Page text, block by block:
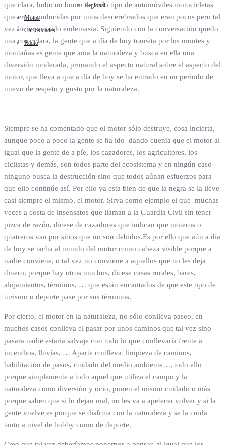
Regional
Motos
Curiosidades
Radio
que clara, hubo un boom de todo tipo de automóviles motocicletas
que eran conducidas por unos descerebrados que eran pocos pero tal
vez hicieron ruido endemasia. Siguiendo con la conversación quedo
una cosa clara, la gente que a día de hoy transita por los montes y
montañas es gente que ama la naturaleza y busca en ella una
diversión moderada, primando el aspecto natural sobre el aspecto del
motor, que lleva a que a día de hoy se ha entrado en un periodo de
nuevo de respeto y gusto por la naturaleza.
Siempre se ha comentado que el motor sólo destruye, cosa incierta,
aunque poco a poco la gente se ha ido dando cuenta que el motor al
igual que la gente de a píe, los cazadores, los agricultores, los
ciclistas y demás, son todos parte del ecosistema y en ningún caso
ninguno busca la destrucción sino que todos aúnan esfuerzos para
que ello continúe así. Por ello ya esta bien de que la negra se la lleve
casi siempre el mismo, el motor. Sirva como ejemplo el que muchas
veces a costa de insensatos que llaman a la Guardia Civil sin tener
pizca de razón, dicese de cazadores que indican que moteros o
quatreros van por sitios que no son debidos.Es por ello que aún a día
de hoy se tacha al mundo del motor como cabeza visible porque a
nadie conviene, o tal vez no conviene a aquellos que no les deja
dinero, porque hay otros muchos, dicese casas rurales, bares,
alojamientos, términos, … que están encantados de que este tipo de
turismo o deporte pase por sus términos.
Por cierto, el motor en la naturaleza, no sólo conlleva paseo, en
muchos casos conlleva el pasar por unos caminos que tal vez sino
pasara nadie estaría salvaje con todo lo que conllevaría frente a
incendios, lluvías, … Aparte conlleva limpieza de caminos,
habilitación de pasos, cuidado del medio ambiente…, todo ello
porque simplemente a todo aquel que utiliza el campo y la
naturaleza como diversión y ocio, ponen el mismo cuidado o más
porque saben que si lo dejan mal, no les va a apetecer volver y si la
gente vuelve es porque se disfruta con la naturaleza y se la cuida
tanto a nivel de hobby como de deporte.